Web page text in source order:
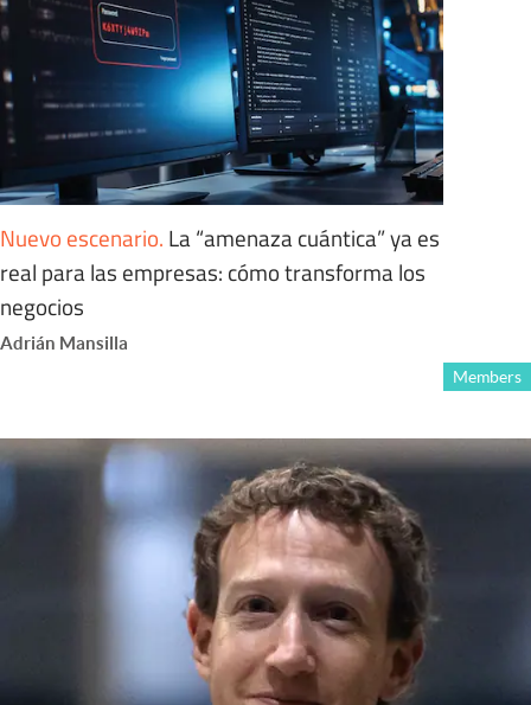
Nuevo escenario. La “amenaza cuántica” ya es
real para las empresas: cómo transforma los
negocios
Adrián Mansilla
Members